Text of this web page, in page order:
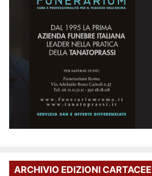
ARCHIVIO EDIZIONI CARTACEE